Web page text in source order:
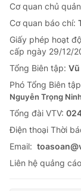
Cơ quan chủ
Cơ quan báo chí:
Giấy phép hoạt
cấp ngày 29/12/
Tổng Biên tập:
Phó Tổng Biên
Nguyễn Trọng Ninh
Tổng đài VTV:
Ðiện thoại Thời
Email:
Liên hệ quảng